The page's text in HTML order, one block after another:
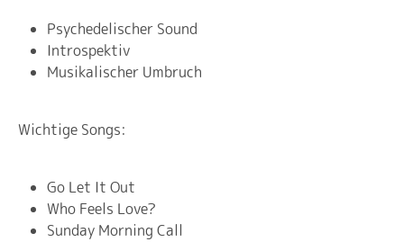
Psychedelischer Sound
Introspektiv
Musikalischer Umbruch
Wichtige Songs:
Go Let It Out
Who Feels Love?
Sunday Morning Call